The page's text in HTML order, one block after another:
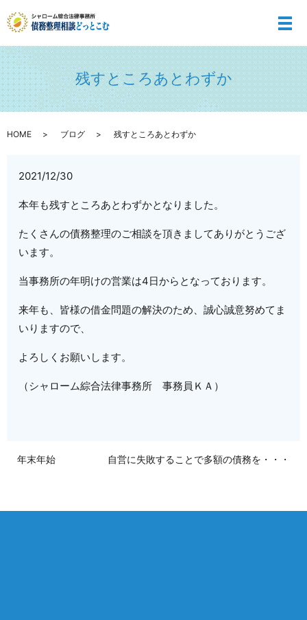
メ
残すところあとわずか
HOME ブログ 残すところあとわずか
2021/12/30
本年も残すところあとわずかとなりました。
たくさんの債務整理のご相談を頂きましてありがとうござ
います。
当事務所の年明けの営業は4日からとなっております。
来年も、皆様の借金問題の解決のため、誠心誠意努めてま
いりますので、
よろしくお願いします。
（シャローム綜合法律事務所 事務員ＫＡ）
年末年始 自営に失敗することで多額の債務を・・・